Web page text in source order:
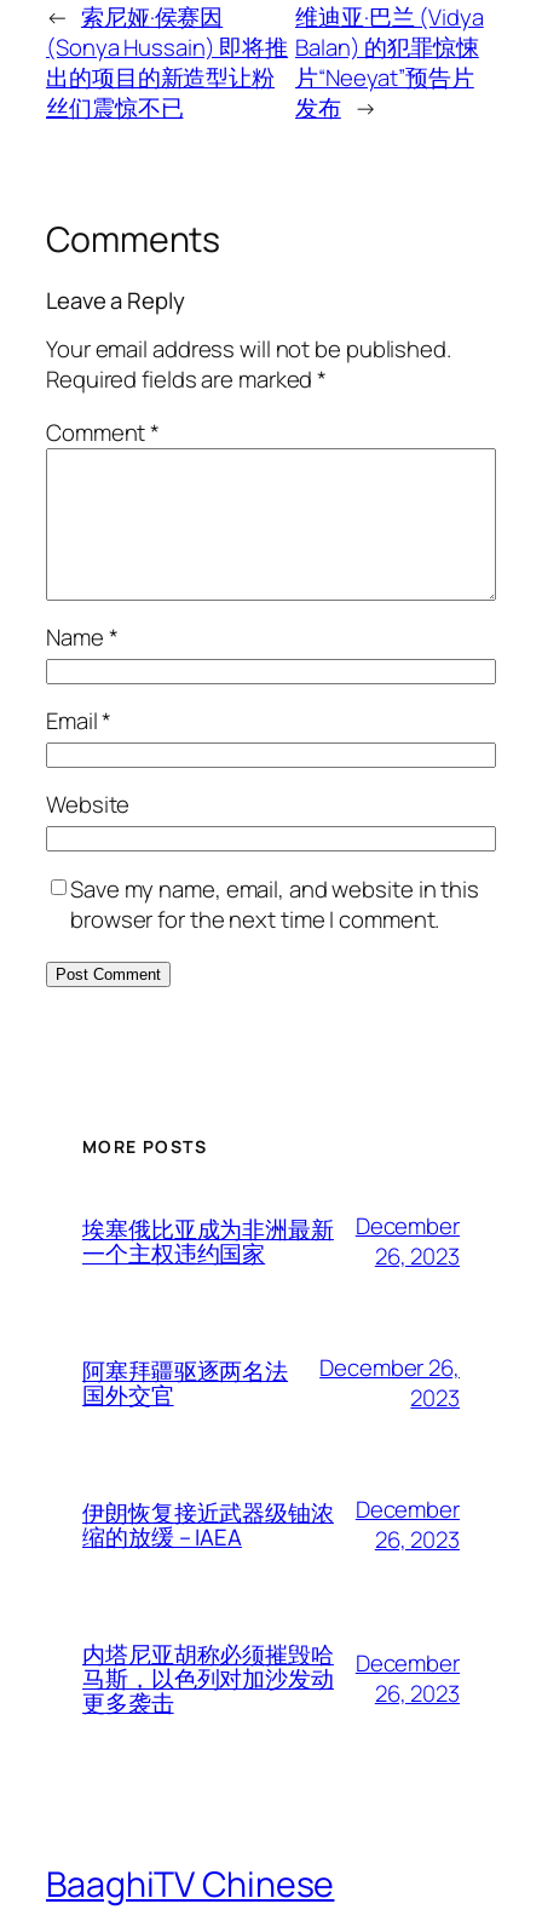
← 索尼娅·侯赛因
(Sonya Hussain) 即将推
出的项目的新造型让粉
丝们震惊不已
维迪亚·巴兰 (Vidya
Balan) 的犯罪惊悚
片“Neeyat”预告片
发布 →
Comments
Leave a Reply
Your email address will not be published.
Required fields are marked*
Comment*
Name*
Email*
Website
Save my name, email, and website in this
browser for the next time I comment.
MORE POSTS
埃塞俄比亚成为非洲最新
一个主权违约国家
December
26, 2023
阿塞拜疆驱逐两名法
国外交官
December 26,
2023
伊朗恢复接近武器级铀浓
缩的放缓 – IAEA
December
26, 2023
内塔尼亚胡称必须摧毁哈
马斯，以色列对加沙发动
更多袭击
December
26, 2023
BaaghiTV Chinese